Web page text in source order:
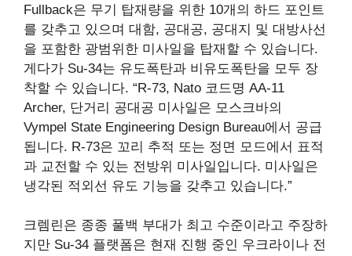
Fullback은 무기 탑재량을 위한 10개의 하드 포인트
를 갖추고 있으며 대함, 공대공, 공대지 및 대방사선
을 포함한 광범위한 미사일을 탑재할 수 있습니다.
게다가 Su-34는 유도폭탄과 비유도폭탄을 모두 장
착할 수 있습니다. “R-73, Nato 코드명 AA-11
Archer, 단거리 공대공 미사일은 모스크바의
Vympel State Engineering Design Bureau에서 공급
됩니다. R-73은 꼬리 추적 또는 정면 모드에서 표적
과 교전할 수 있는 전방위 미사일입니다. 미사일은
냉각된 적외선 유도 기능을 갖추고 있습니다.”
크렘린은 종종 풀백 부대가 최고 수준이라고 주장하
지만 Su-34 플랫폼은 현재 진행 중인 우크라이나 전